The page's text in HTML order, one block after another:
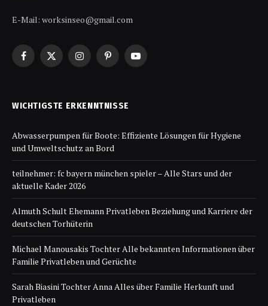
E-Mail: worksinseo@gmail.com
Facebook
X
InstagramPinterestYouTube
WICHTIGSTE ERKENNTNISSE
Abwasserpumpen für Boote: Effiziente Lösungen für Hygiene
und Umweltschutz an Bord
teilnehmer: fc bayern münchen spieler – Alle Stars und der
aktuelle Kader 2026
Almuth Schult Ehemann Privatleben Beziehung und Karriere der
deutschen Torhüterin
Michael Manousakis Tochter Alle bekannten Informationen über
Familie Privatleben und Gerüchte
Sarah Biasini Tochter Anna Alles über Familie Herkunft und
Privatleben